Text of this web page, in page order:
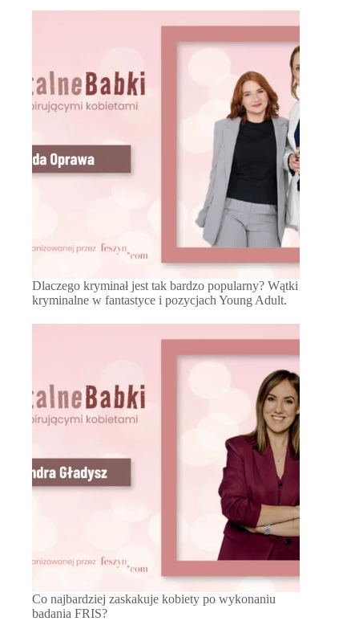
Dlaczego kryminał jest tak bardzo popularny? Wątki
kryminalne w fantastyce i pozycjach Young Adult.
Co najbardziej zaskakuje kobiety po wykonaniu
badania FRIS?